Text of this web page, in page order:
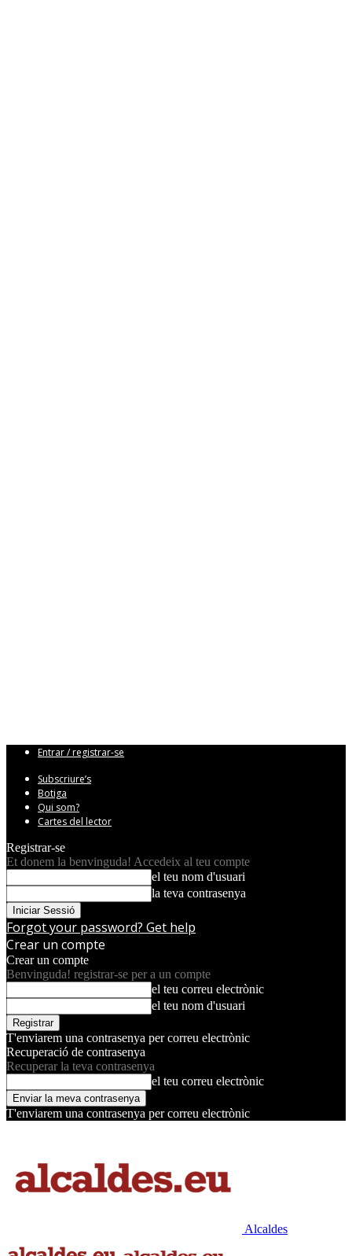
Entrar / registrar-se
Subscriure’s
Botiga
Qui som?
Cartes del lector
Registrar-se
Et donem la benvinguda! Accedeix al teu compte
el teu nom d'usuari
la teva contrasenya
Forgot your password? Get help
Crear un compte
Crear un compte
Benvinguda! registrar-se per a un compte
el teu correu electrònic
el teu nom d'usuari
T'enviarem una contrasenya per correu electrònic
Recuperació de contrasenya
Recuperar la teva contrasenya
el teu correu electrònic
T'enviarem una contrasenya per correu electrònic
Alcaldes